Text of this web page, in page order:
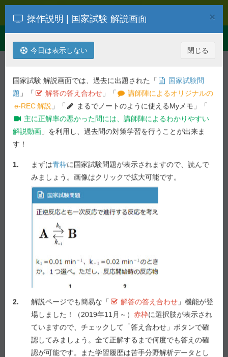
×
操作説明 | 国家試験 解説画面
今日は表示しない 閉じる
国家試験 解説画面では、過去に出題された「
国家試験問
題 」「 解答の答え合わせ 」「
講師陣によるオリジナルの
e-REC解説 」「
まるでノートのように使えるMyメモ」「
主に正解率の悪かった問には、講師陣によるわかりやすい
解説動画 」を利用し、過去問の対策学習を行うことが出来ま
す！
1. まずは青枠に国家試験問題が表示されますので、読んで
みましょう。画像はクリックで拡大可能です。
2. 解説ページでも簡易な「 解答の答え合わせ 」機能が登
場しました！（2019年11月～） 赤枠に選択肢が表示され
ていますので、チェックして「答え合わせ」ボタンで確
認してみましょう。全て正解するまで何度でも答えの確
認が可能です。また学習履歴は苦手分野解析データとし
e-REC
navigation
令和04年度 第107回 薬剤師国家試
験問題
一般 実践問題 - 問 286,287
前の問へ
未ブックマーク
問 286 正答率 :83.5%
問 287 正答率 :
国家試験問題
68歳女性。54歳の頃、精神科でうつ病と診断され2年
間ほどセルトラリン塩酸塩錠を服用し、回復した。10
レボドパ250 mg・カルビドパ配合錠（１日5錠、朝2
安静時振戦や運動緩慢など症状の悪化が見られた。舌
突出・異常運動、じっとしていられないなどの症状は
出現していなかった。服用回数を5回に分割したところ
症状は落ち着いた。